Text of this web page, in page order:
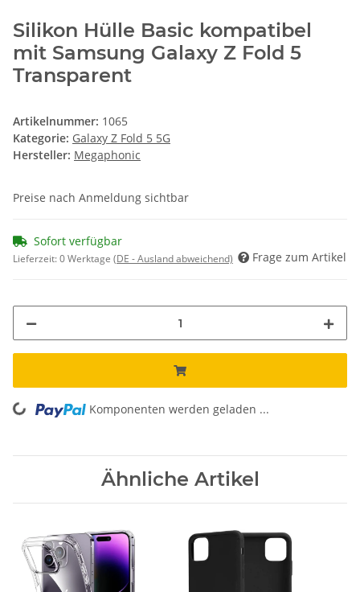
Silikon Hülle Basic kompatibel
mit Samsung Galaxy Z Fold 5
Transparent
Artikelnummer: 1065
Kategorie: Galaxy Z Fold 5 5G
Hersteller: Megaphonic
Preise nach Anmeldung sichtbar
Sofort verfügbar
Lieferzeit:0 Werktage (DE - Ausland abweichend) Frage zum Artikel
Loading... Komponenten werden geladen ...
Ähnliche Artikel